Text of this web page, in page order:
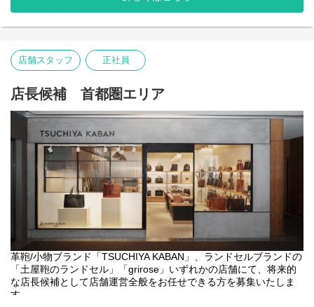
●店内ディスプレイ/VMD業務
●在庫管理
●その他店舗運営関連業務全般
【キャリアパス（一例）】
●マネジメント ： 店長やSV（複数店舗の統括）として店舗のマ
●スペシャリスト： 接客のスペシャリストとして人材育成などを
担うキャリア
●店舗でのご経験を活かして企画やVMDなど他部門へのキャリアチ
ェンジ（異動実績あり）
【土屋鞄の特徴】
当社はセールを行いません。長く愛していただける製品だからこ
そ、1年を通して適正な価値でお届けしています。
また自社で一貫して製造～販売まで行うSPA企業のため、その価値
（価格）を自分たちで設定できるのも強みです。
本当に価値のある製品に、店舗での忘れられない体験を通してさ
らなる付加価値を生み出し、お客さまへお届けしています。
【勤務地について】
初期配属は首都圏エリアですが、全国27店舗（ランドセル専門
連、革鞄/小物専門店、複合店）へ異動の可能性があります。
「転居を伴う異動なし」の条件（地域限定正社員）での検討も可
店舗スタッフ 正社員
店長候補 首都圏エリア
革鞄/小物ブランド「TSUCHIYA KABAN」、ランドセルブランドの
「土屋鞄のランドセル」「grirose」いずれかの店舗にて、将来的
な店長候補として店舗運営全般をお任せできる方を募集いたしま
す。